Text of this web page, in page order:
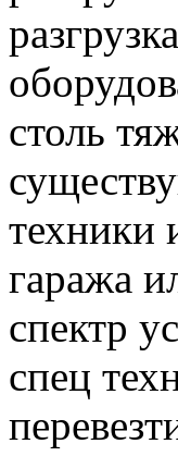
столь
техники
гаража
спектр
спец